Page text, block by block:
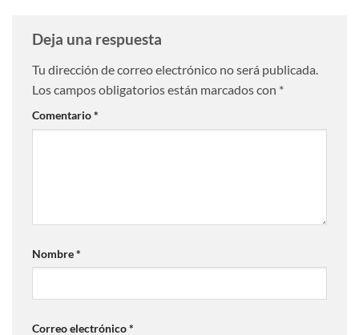
Deja una respuesta
Tu dirección de correo electrónico no será publicada.
Los campos obligatorios están marcados con *
Comentario*
Nombre*
Correo electrónico*